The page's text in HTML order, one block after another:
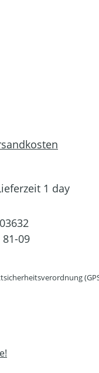
1 day
81-09